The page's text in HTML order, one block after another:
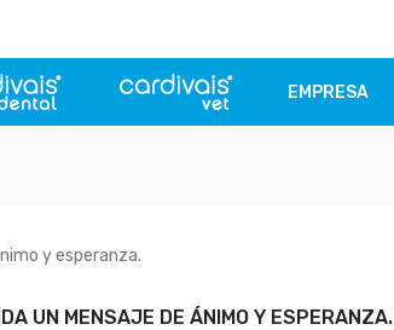
EMPRESA
UN MENSAJE DE ÁNIMO Y ESPERANZA.